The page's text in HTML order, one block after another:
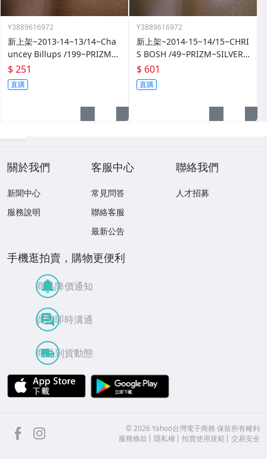
Y3889616972
新上架~2013-14~13/14~Cha
uncey Billups /199~PRIZM~S
ILVER~藍亮~限量/199~10601
14-1
$ 251
直購
Y3889616972
新上架~2014-15~14/15~CHRI
S BOSH /49~PRIZM~SILVER~
紅亮~低限量/49~1060114-1
$ 601
直購
關於我們
新聞中心
服務說明
客服中心
常見問答
聯絡客服
最新公告
聯絡我們
人才招募
手機逛拍賣，購物更便利
商品降價通知
買賣即時溝通
商品到貨動態
APP Store
facebook ©2026 Yahoo台灣電子商務 保留所有權利
服務條款
隱私權 拍賣使用規範 交易安全